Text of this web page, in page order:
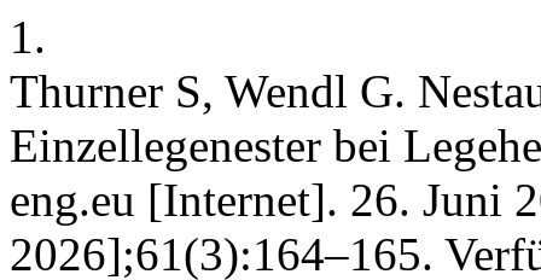
1.
Thurner S, Wendl G.
Einzellegenester bei
eng.eu [Internet]. 26. Juni
2026];61(3):164–165.